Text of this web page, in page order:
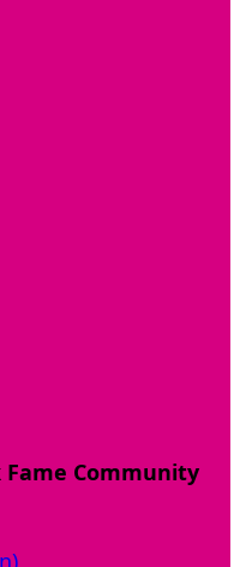
Fame Community